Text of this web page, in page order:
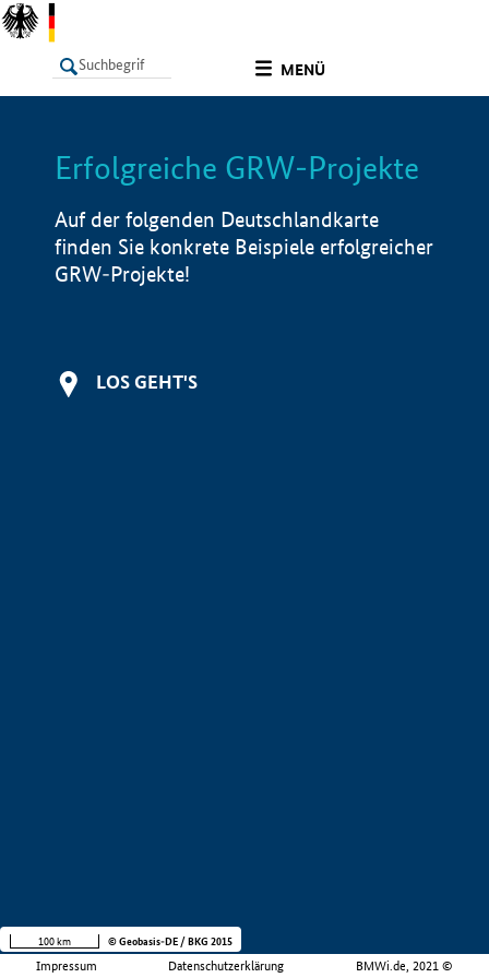
MENÜ
LISTE Info
Erfolgreiche GRW-Projekte
Auf der folgenden Deutschlandkarte
finden Sie konkrete Beispiele erfolgreicher
GRW-Projekte!
LOS GEHT'S
Impressum Datenschutzerklärung BMWi.de, 2021 ©
100 km © Geobasis-DE / BKG 2015